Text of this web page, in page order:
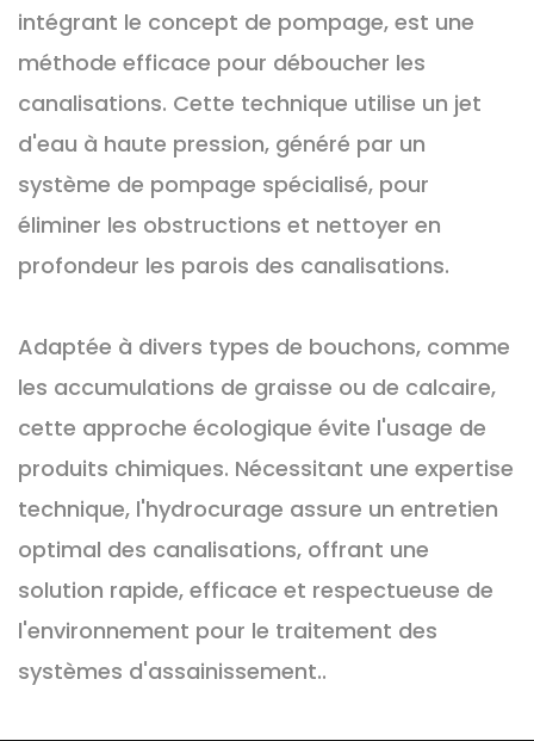
intégrant le concept de pompage, est une
méthode efficace pour déboucher les
canalisations. Cette technique utilise un jet
d'eau à haute pression, généré par un
système de pompage spécialisé, pour
éliminer les obstructions et nettoyer en
profondeur les parois des canalisations.
Adaptée à divers types de bouchons, comme
les accumulations de graisse ou de calcaire,
cette approche écologique évite l'usage de
produits chimiques. Nécessitant une expertise
technique, l'hydrocurage assure un entretien
optimal des canalisations, offrant une
solution rapide, efficace et respectueuse de
l'environnement pour le traitement des
systèmes d'assainissement..